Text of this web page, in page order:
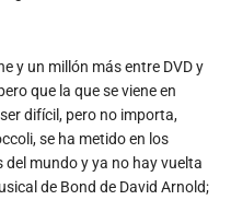
y un millón más entre DVD y
que la que se viene en
difícil, pero no importa,
se ha metido en los
mundo y ya no hay vuelta
de Bond de David Arnold;